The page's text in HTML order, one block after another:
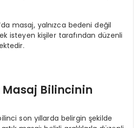
masaj, yalnızca bedeni değil
isteyen kişiler tarafından düzenli
Bilincinin
son yıllarda belirgin şekilde